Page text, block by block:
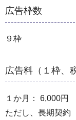
広告枠数
９枠
広告料（１枠、
１か月： 6,000円
ただし、長期契約